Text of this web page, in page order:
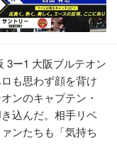
3ー1 大阪ブルテオン
も思わず顔を背け
ンのキャプテン・
込んだ。相手リベ
ンたちも「気持ち